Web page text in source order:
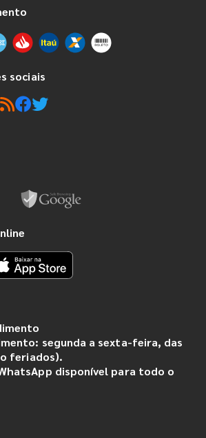
sociais
segunda a sexta-feira, das
feriados).
disponível para todo o